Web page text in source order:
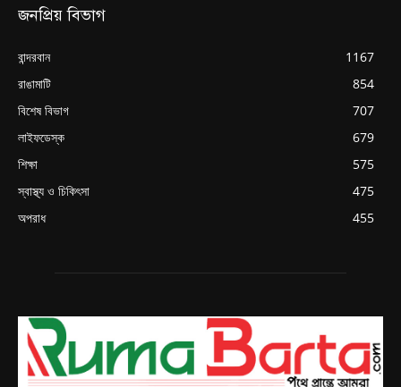
জনপ্রিয় বিভাগ
বান্দরবান
1167
রাঙামাটি
854
বিশেষ বিভাগ
707
লাইফডেস্ক
679
শিক্ষা
575
স্বাস্থ্য ও চিকিৎসা
475
অপরাধ
455